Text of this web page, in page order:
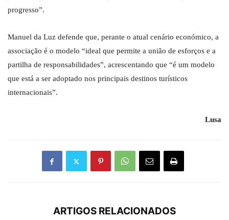
progresso”.
Manuel da Luz defende que, perante o atual cenário económico, a
associação é o modelo “ideal que permite a união de esforços e a
partilha de responsabilidades”, acrescentando que “é um modelo
que está a ser adoptado nos principais destinos turísticos
internacionais”.
Lusa
ARTIGOS RELACIONADOS